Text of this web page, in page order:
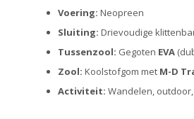
Voering: Neopreen
Sluiting: Drievoudige
Tussenzool: Gegoten EVA
Zool: Koolstofgom met M-D
Activiteit: Wandelen,